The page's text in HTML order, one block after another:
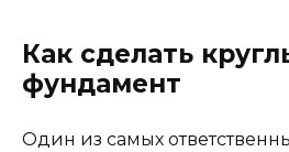
Как сделать
фундамент
Один из самых